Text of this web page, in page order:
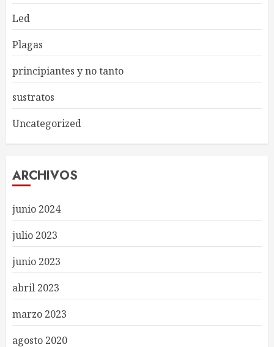
Led
Plagas
principiantes y no tanto
sustratos
Uncategorized
ARCHIVOS
junio 2024
julio 2023
junio 2023
abril 2023
marzo 2023
agosto 2020